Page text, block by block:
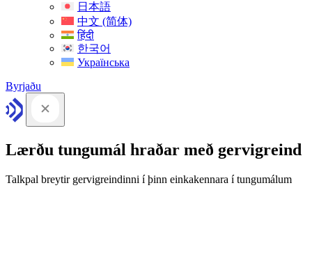
日本語
中文 (简体)
हिंदी
한국어
Українська
Byrjaðu
Lærðu tungumál hraðar með gervigreind
Talkpal breytir gervigreindinni í þinn einkakennara í tungumálum